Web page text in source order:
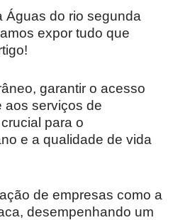
Águas do rio segunda
expor tudo que
garantir o acesso
aos serviços de
para o
e a qualidade de vida
de empresas como a
desempenhando um